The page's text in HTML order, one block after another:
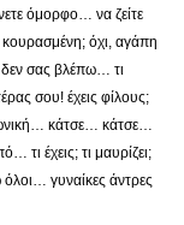
όμορφο… να ζείτε
κουρασμένη; όχι, αγάπη
σας βλέπω… τι
σου! έχεις φίλους;
κάτσε… κάτσε…
τι έχεις; τι μαυρίζει;
όλοι… γυναίκες άντρες